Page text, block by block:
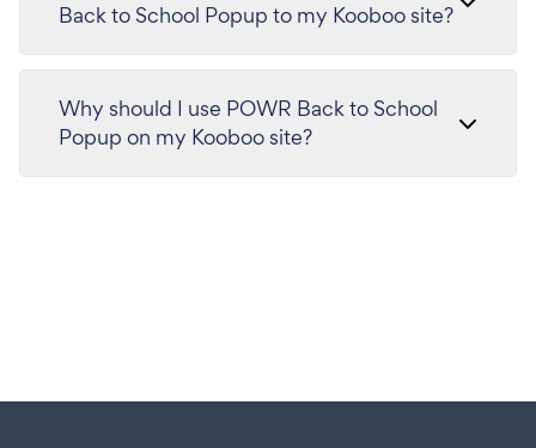
Back to School Popup to my Kooboo site?
Why should I use POWR Back to School
Popup on my Kooboo site?